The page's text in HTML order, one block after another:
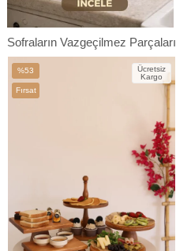
Sofraların Vazgeçilmez Parçaları
%53
İndirim
Fırsat
Ücretsiz
Kargo